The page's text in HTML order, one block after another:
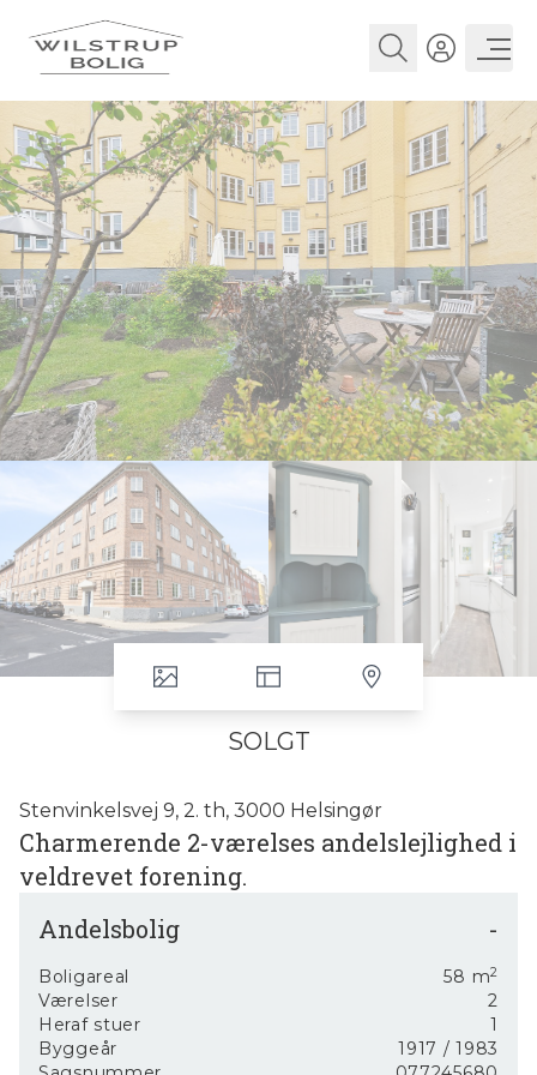
SOLGT
Stenvinkelsvej 9, 2. th, 3000 Helsingør
Charmerende 2-værelses andelslejlighed i
veldrevet forening.
andelslejlighed på 58 m² med attraktiv
beliggenhed kun 150 meter fra
Gummistranden og i kort afstand til både
Kronborg, Kulturværftet og Helsingørs
hyggelige havnemiljø. Her bor du i rolige
Andelsbolig -
Boligareal 58 m2
Værelser
2
Heraf stuer
1
Byggeår
1917 / 1983